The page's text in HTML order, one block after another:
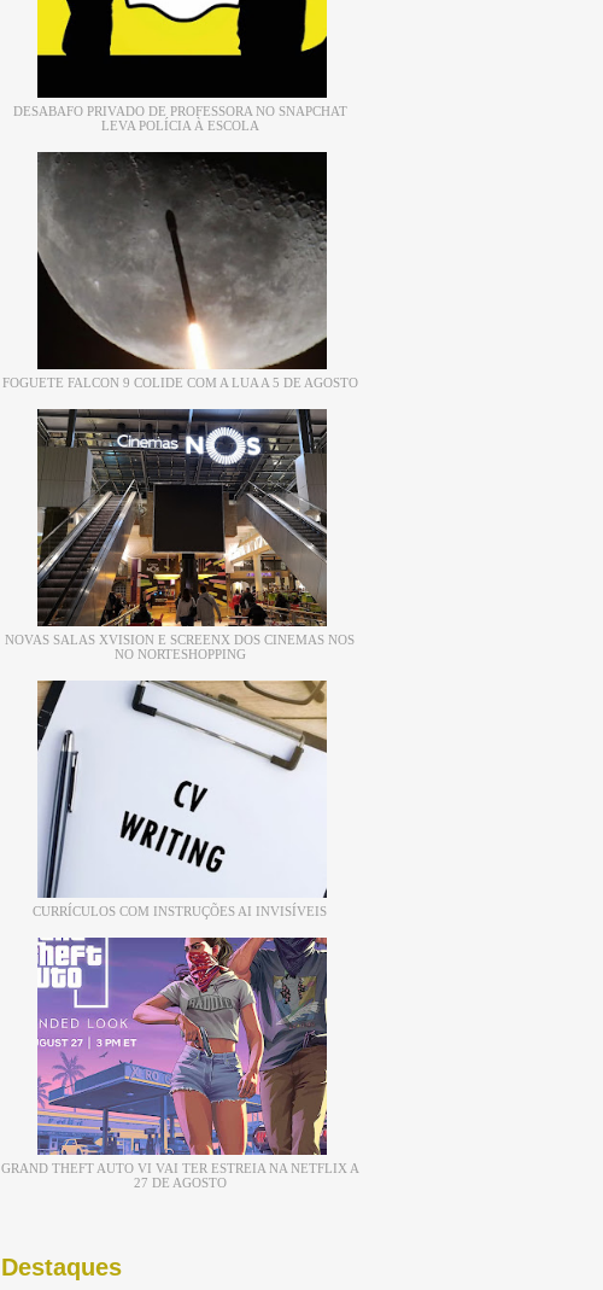
DESABAFO PRIVADO DE PROFESSORA NO SNAPCHAT
LEVA POLÍCIA À ESCOLA
FOGUETE FALCON 9 COLIDE COM A LUA A 5 DE AGOSTO
NOVAS SALAS XVISION E SCREENX DOS CINEMAS NOS
NO NORTESHOPPING
CURRÍCULOS COM INSTRUÇÕES AI INVISÍVEIS
GRAND THEFT AUTO VI VAI TER ESTREIA NA NETFLIX A
27 DE AGOSTO
Destaques